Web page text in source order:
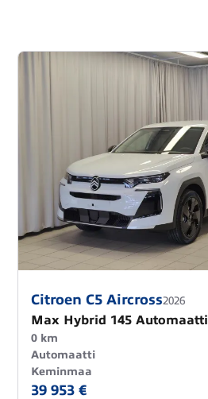
Citroen C5 Aircross2026
Max Hybrid 145 Automaatti
0 km
Automaatti
Keminmaa
39 953 €